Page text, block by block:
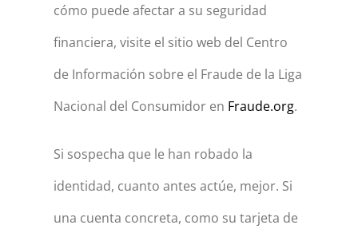
cómo puede afectar a su seguridad
financiera, visite el sitio web del Centro
de Información sobre el Fraude de la Liga
Nacional del Consumidor en Fraude.org.
Si sospecha que le han robado la
identidad, cuanto antes actúe, mejor. Si
una cuenta concreta, como su tarjeta de